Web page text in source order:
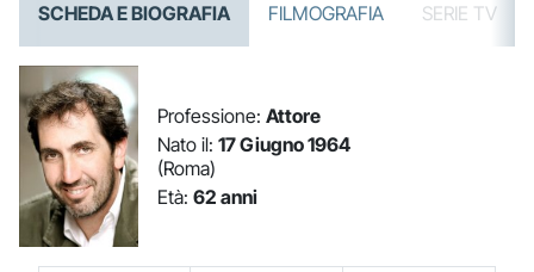
SCHEDA E BIOGRAFIA FILMOGRAFIA SERIE TV
Professione: Attore
Nato il: 17 Giugno 1964
(Roma)
Età: 62 anni